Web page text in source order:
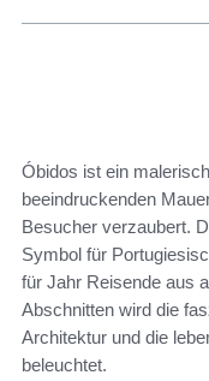
Óbidos ist ein
beeindruckenden
Besucher verzaubert.
Symbol für
für Jahr Reisende aus
Abschnitten wird die
Architektur und die
beleuchtet.